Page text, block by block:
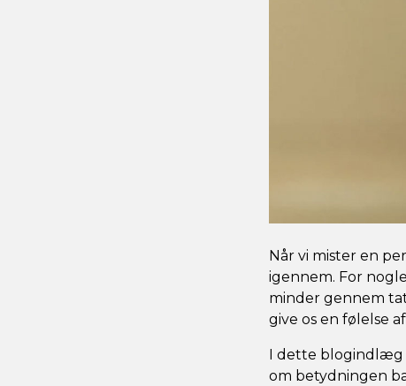
Når vi mister en
igennem. For
minder gennem
give os en følelse
I dette
om betydningen